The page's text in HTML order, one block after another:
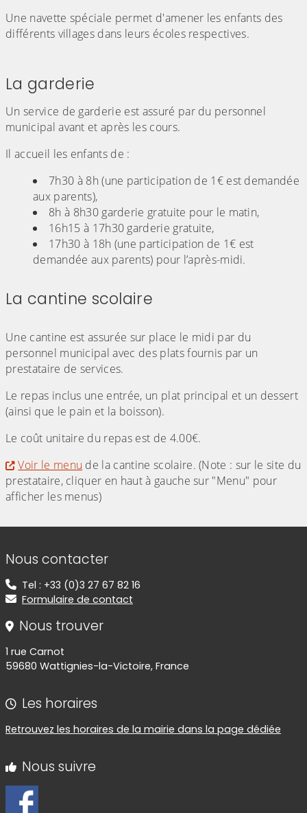
Une navette spéciale permet d'amener les enfants des
différents villages dans leurs écoles respectives.
La garderie
Un service de garderie est assuré par du personnel
municipal avant et après les cours.
Il accueil les enfants de :
7h30 à 8h (une participation de 1€ est demandée
aux parents),
8h à 8h30 garderie gratuite pour le matin,
16h15 à 17h30 garderie gratuite,
17h30 à 18h (une participation de 1€ est
demandée aux parents) pour l’après-midi.
La cantine scolaire
Une cantine est assurée sur place le midi par du
personnel municipal avec des plats fournis par un
prestataire de services.
Le repas inclus une entrée, un plat principal et un dessert
(ainsi que le pain et la boisson).
Le coût unitaire du repas est de 4.00€.
Voir le menu de la cantine scolaire. (Note : sur le site du
prestataire, cliquer en haut à gauche sur "Menu" pour
afficher les menus)
Informations de contact
Nous contacter
Tel : +33 (0)3 27 67 82 16
Formulaire de contact
Nous trouver
1 rue Carnot
59680 Wattignies-la-Victoire, France
Les horaires
Retrouvez les horaires de la mairie dans la page dédiée
Nous suivre